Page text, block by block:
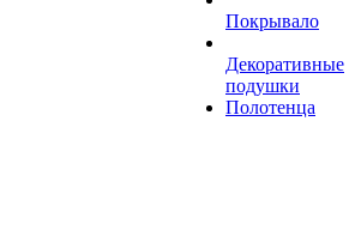
Покрывало
Декоративные
подушки
Полотенца